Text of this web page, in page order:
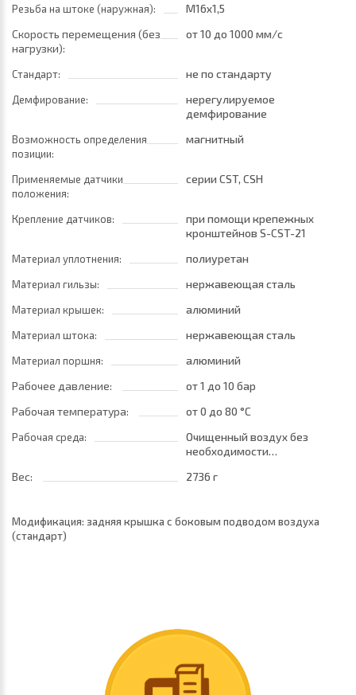
Резьба на штоке (наружная):
M16x1,5
Скорость перемещения (без
нагрузки):
от 10 до 1000 мм/с
Стандарт: не по стандарту
Демфирование:
нерегулируемое
демфирование
Возможность определения
позиции:
магнитный
Применяемые датчики
положения:
серии CST, CSH
Крепление датчиков:
при помощи крепежных
кронштейнов S-CST-21
Материал уплотнения: полиуретан
Материал гильзы: нержавеющая сталь
Материал крышек: алюминий
Материал штока: нержавеющая сталь
Материал поршня:
алюминий
Рабочее давление:
от 1 до 10 бар
Рабочая температура:
от 0 до 80 °C
Рабочая среда:
Очищенный воздух без
необходимости
установка центробежного
очистки воздуха по стандарту
Вес: 2736 г
Модификация: задняя крышка с боковым подводом воздуха
(стандарт)